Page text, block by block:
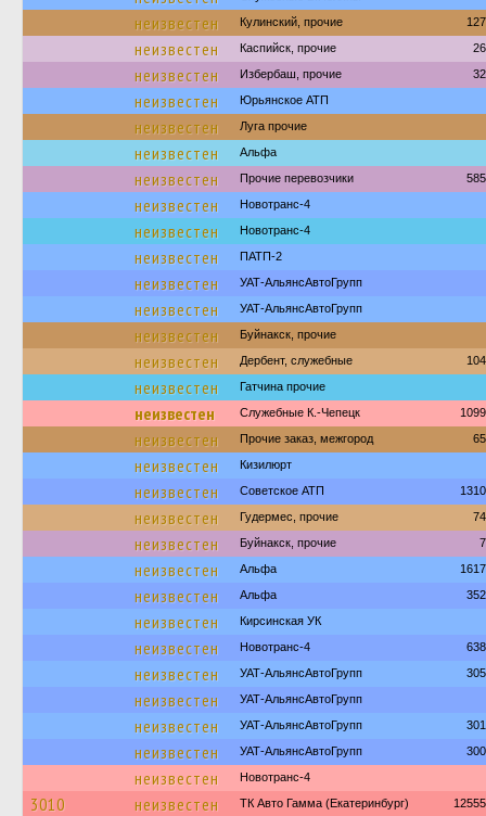
неизвестен Кулинский, прочие
неизвестен Каспийск, прочие
неизвестен Избербаш, прочие
неизвестен Юрьянское АТП
неизвестен Луга прочие
неизвестен Альфа
неизвестен Прочие перевозчики
неизвестен Новотранс-4
неизвестен Новотранс-4
неизвестен ПАТП-2
неизвестен УАТ-АльянсАвтоГрупп
неизвестен УАТ-АльянсАвтоГрупп
неизвестен Буйнакск, прочие
неизвестен Дербент, служебные
неизвестен Гатчина прочие
неизвестен Служебные К.-Чепецк
неизвестен Прочие заказ, межгород
неизвестен Кизилюрт
неизвестен Советское АТП
неизвестен Гудермес, прочие
неизвестен Буйнакск, прочие
неизвестен Альфа
неизвестен Альфа
неизвестен Кирсинская УК
неизвестен Новотранс-4
неизвестен УАТ-АльянсАвтоГрупп
неизвестен УАТ-АльянсАвтоГрупп
неизвестен УАТ-АльянсАвтоГрупп
неизвестен УАТ-АльянсАвтоГрупп
неизвестен Новотранс-4
3010 неизвестен ТК Авто Гамма (Екатеринбург)